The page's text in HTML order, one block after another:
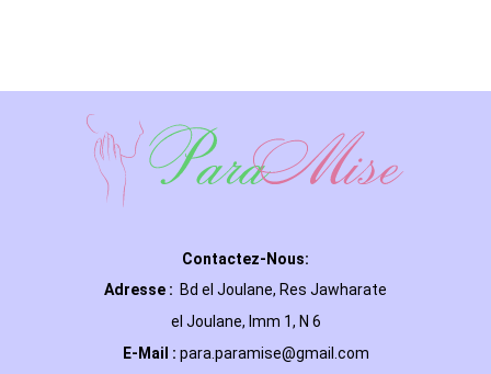
Contactez-Nous:
Adresse : Bd el Joulane, Res Jawharate
el Joulane, Imm 1, N 6
E-Mail : para.paramise@gmail.com